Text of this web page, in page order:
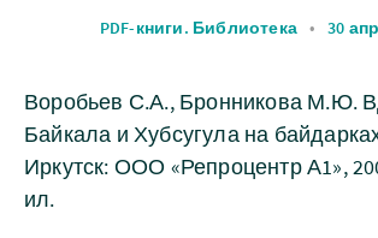
PDF-книги. Библиотека • 30
Воробьев С.А., Бронникова М.Ю.
Байкала и Хубсугула на
Иркутск: ООО «Репроцентр А1»,
ил.